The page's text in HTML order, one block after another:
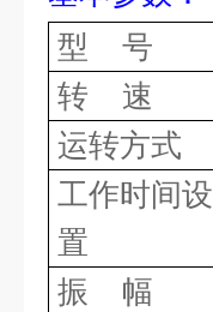
型 号
转
速
运转方式
工作时间设
置
振 幅